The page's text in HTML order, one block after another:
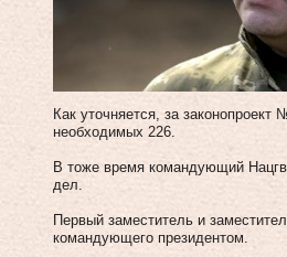
Как уточняется, за
необходимых 226.
В тоже время командующий
дел.
Первый заместитель и
командующего президентом.